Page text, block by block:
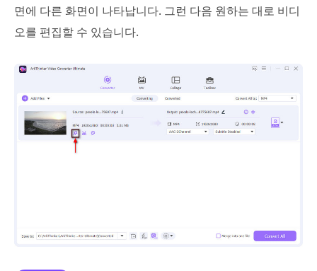
면에 다른 화면이 나타납니다. 그런 다음 원하는 대로 비디
오를 편집할 수 있습니다.